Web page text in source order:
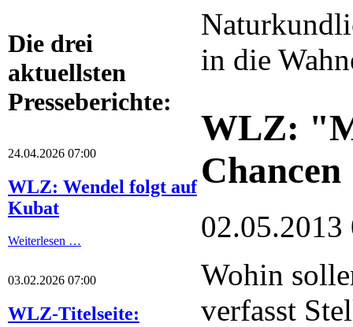
Die drei
aktuellsten
Presseberichte:
24.04.2026 07:00
WLZ: Wendel folgt auf
Kubat
Weiterlesen …
03.02.2026 07:00
WLZ-Titelseite:
in die
WLZ:
Chancen
02.05.2013
Wohin
verfasst